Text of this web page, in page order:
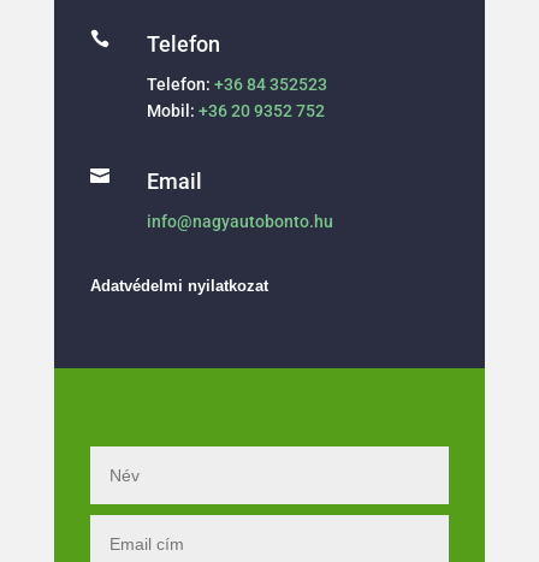
 Telefon
Telefon: +36 84 352523
Mobil: +36 20 9352 752
 Email
info@nagyautobonto.hu
Adatvédelmi nyilatkozat